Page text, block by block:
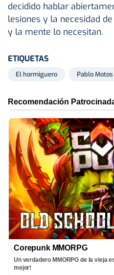
decidido hablar
lesiones y la necesidad
y la mente lo necesitan.
ETIQUETAS
El hormiguero Pablo Motos
Corepunk MMORPG
Un verdadero MMORPG de la vieja
mejor!